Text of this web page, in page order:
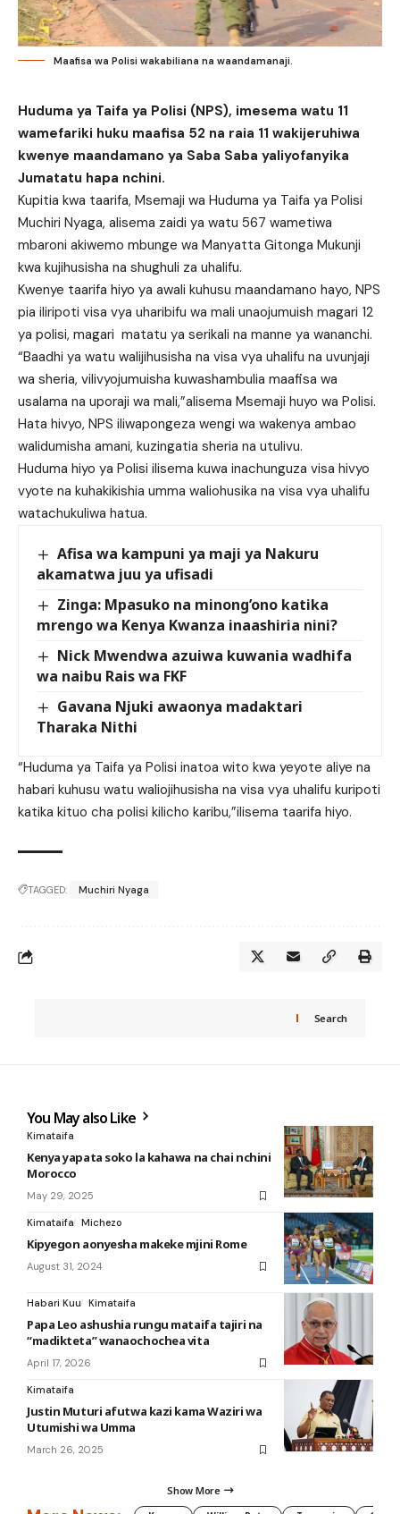
Maafisa wa Polisi wakabiliana na waandamanaji.
Huduma ya Taifa ya Polisi (NPS), imesema watu 11
wamefariki huku maafisa 52 na raia 11 wakijeruhiwa
kwenye maandamano ya Saba Saba yaliyofanyika
Jumatatu hapa nchini.
Kupitia kwa taarifa, Msemaji wa Huduma ya Taifa ya Polisi
Muchiri Nyaga, alisema zaidi ya watu 567 wametiwa
mbaroni akiwemo mbunge wa Manyatta Gitonga Mukunji
kwa kujihusisha na shughuli za uhalifu.
Kwenye taarifa hiyo ya awali kuhusu maandamano hayo, NPS
pia iliripoti visa vya uharibifu wa mali unaojumuish magari 12
ya polisi, magari matatu ya serikali na manne ya wananchi.
“Baadhi ya watu walijihusisha na visa vya uhalifu na uvunjaji
wa sheria, vilivyojumuisha kuwashambulia maafisa wa
usalama na uporaji wa mali,”alisema Msemaji huyo wa Polisi.
Hata hivyo, NPS iliwapongeza wengi wa wakenya ambao
walidumisha amani, kuzingatia sheria na utulivu.
Huduma hiyo ya Polisi ilisema kuwa inachunguza visa hivyo
vyote na kuhakikishia umma waliohusika na visa vya uhalifu
watachukuliwa hatua.
Afisa wa kampuni ya maji ya Nakuru
akamatwa juu ya ufisadi
Zinga: Mpasuko na minong’ono katika
mrengo wa Kenya Kwanza inaashiria nini?
Nick Mwendwa azuiwa kuwania wadhifa
wa naibu Rais wa FKF
Gavana Njuki awaonya madaktari
Tharaka Nithi
“Huduma ya Taifa ya Polisi inatoa wito kwa yeyote aliye na
habari kuhusu watu waliojihusisha na visa vya uhalifu kuripoti
katika kituo cha polisi kilicho karibu,”ilisema taarifa hiyo.
TAGGED: Muchiri Nyaga
Search
You May also Like
Kimataifa
Kenya yapata soko la kahawa na chai nchini
Morocco
May 29, 2025
Kimataifa Michezo
Kipyegon aonyesha makeke mjini Rome
August 31, 2024
Habari Kuu Kimataifa
Papa Leo ashushia rungu mataifa tajiri na
“madikteta” wanaochochea vita
April 17, 2026
Kimataifa
Justin Muturi afutwa kazi kama Waziri wa
Utumishi wa Umma
March 26, 2025
Show More